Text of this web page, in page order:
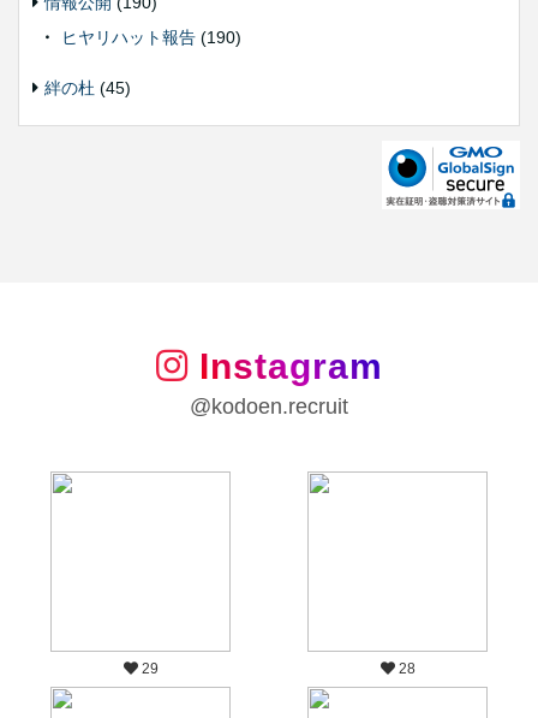
ヒヤリハット報告 (190)
絆の杜 (45)
Instagram
@kodoen.recruit
29 28